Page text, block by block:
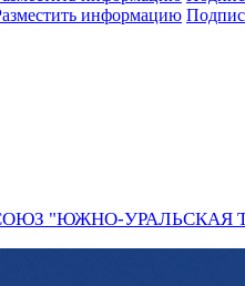
информацию
"ЮЖНО-УРАЛЬСКАЯ